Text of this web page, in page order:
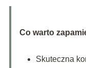
Co warto
Skuteczna